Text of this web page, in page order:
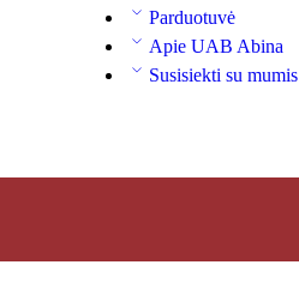
Parduotuvė
Apie UAB Abina
Susisiekti su mumis